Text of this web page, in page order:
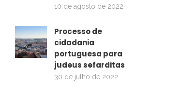
10 de agosto de 2022
Processo de
cidadania
portuguesa para
judeus sefarditas
30 de julho de 2022